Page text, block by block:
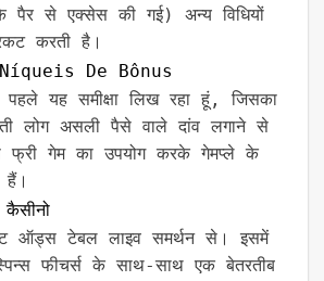
पैर से एक्सेस की गई) अन्य विधियों
करती है।
De Bônus
यह समीक्षा लिख रहा हूं, जिसका
लोग असली पैसे वाले दांव लगाने से
फ्री गेम का उपयोग करके गेमप्ले के
ऑड्स टेबल लाइव समर्थन से। इसमें
फीचर्स के साथ-साथ एक बेतरतीब